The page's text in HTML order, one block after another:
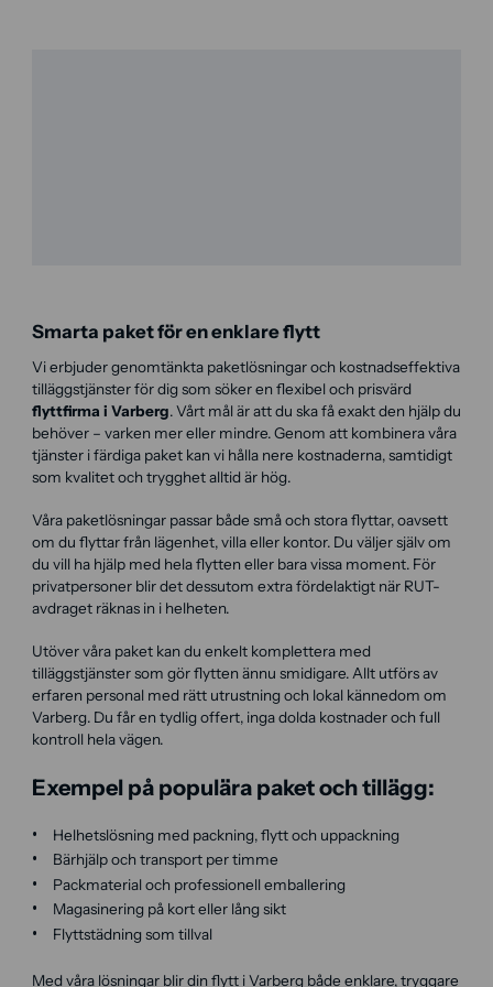
Smarta paket för en enklare flytt
Vi erbjuder genomtänkta paketlösningar och kostnadseffektiva
tilläggstjänster för dig som söker en flexibel och prisvärd
flyttfirma i Varberg. Vårt mål är att du ska få exakt den hjälp du
behöver – varken mer eller mindre. Genom att kombinera våra
tjänster i färdiga paket kan vi hålla nere kostnaderna, samtidigt
som kvalitet och trygghet alltid är hög.
Våra paketlösningar passar både små och stora flyttar, oavsett
om du flyttar från lägenhet, villa eller kontor. Du väljer själv om
du vill ha hjälp med hela flytten eller bara vissa moment. För
privatpersoner blir det dessutom extra fördelaktigt när RUT-
avdraget räknas in i helheten.
Utöver våra paket kan du enkelt komplettera med
tilläggstjänster som gör flytten ännu smidigare. Allt utförs av
erfaren personal med rätt utrustning och lokal kännedom om
Varberg. Du får en tydlig offert, inga dolda kostnader och full
kontroll hela vägen.
Exempel på populära paket och tillägg:
Helhetslösning med packning, flytt och uppackning
Bärhjälp och transport per timme
Packmaterial och professionell emballering
Magasinering på kort eller lång sikt
Flyttstädning som tillval
Med våra lösningar blir din flytt i Varberg både enklare, tryggare